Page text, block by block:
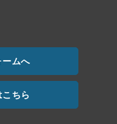
ームへ
こちら